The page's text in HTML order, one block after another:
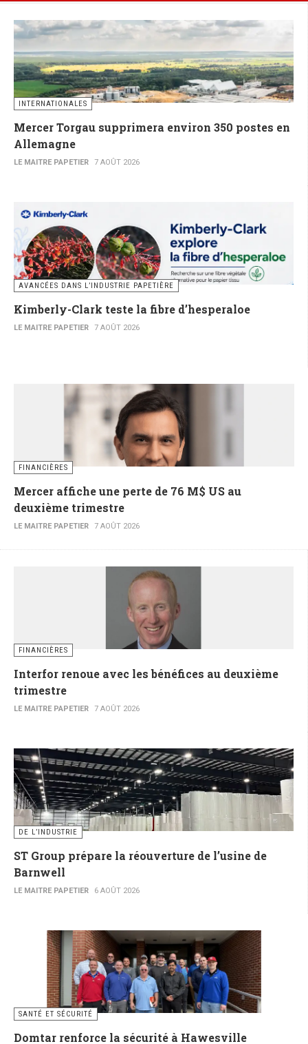
INTERNATIONALES
Mercer Torgau supprimera environ 350 postes en
Allemagne
LE MAITRE PAPETIER 7 AOÛT 2026
AVANCÉES DANS L’INDUSTRIE PAPETIÈRE
Kimberly-Clark teste la fibre d’hesperaloe
LE MAITRE PAPETIER 7 AOÛT 2026
FINANCIÈRES
Mercer affiche une perte de 76 M$ US au
deuxième trimestre
LE MAITRE PAPETIER 7 AOÛT 2026
FINANCIÈRES
Interfor renoue avec les bénéfices au deuxième
trimestre
LE MAITRE PAPETIER 7 AOÛT 2026
DE L’INDUSTRIE
ST Group prépare la réouverture de l’usine de
Barnwell
LE MAITRE PAPETIER 6 AOÛT 2026
SANTÉ ET SÉCURITÉ
Domtar renforce la sécurité à Hawesville